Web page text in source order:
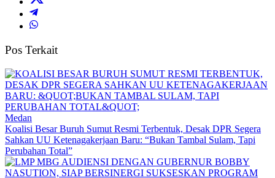
Pos Terkait
Medan
Koalisi Besar Buruh Sumut Resmi Terbentuk, Desak DPR Segera
Sahkan UU Ketenagakerjaan Baru: “Bukan Tambal Sulam, Tapi
Perubahan Total”